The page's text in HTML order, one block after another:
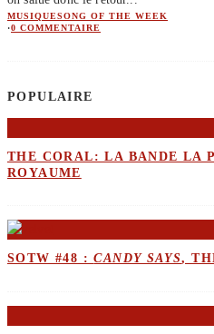
MUSIQUESONG OF THE WEEK
·0 COMMENTAIRE
POPULAIRE
THE CORAL: LA BANDE LA
ROYAUME
SOTW #48 :CANDY SAYS,